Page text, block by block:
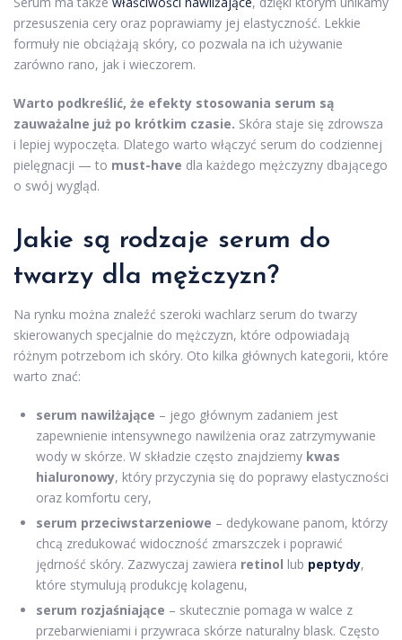
przesuszenia cery oraz poprawiamy jej elastyczność. Lekkie
formuły nie obciążają skóry, co pozwala na ich używanie
zarówno rano, jak i wieczorem.
Warto podkreślić, że efekty stosowania serum są
zauważalne już po krótkim czasie. Skóra staje się zdrowsza
i lepiej wypoczęta. Dlatego warto włączyć serum do codziennej
pielęgnacji — to must-have dla każdego mężczyzny dbającego
o swój wygląd.
Jakie są rodzaje serum do
twarzy dla mężczyzn?
Na rynku można znaleźć szeroki wachlarz serum do twarzy
skierowanych specjalnie do mężczyzn, które odpowiadają
różnym potrzebom ich skóry. Oto kilka głównych kategorii, które
warto znać:
serum nawilżające – jego głównym zadaniem jest
zapewnienie intensywnego nawilżenia oraz zatrzymywanie
wody w skórze. W składzie często znajdziemy kwas
hialuronowy, który przyczynia się do poprawy elastyczności
oraz komfortu cery,
serum przeciwstarzeniowe – dedykowane panom, którzy
chcą zredukować widoczność zmarszczek i poprawić
jędrność skóry. Zazwyczaj zawiera retinol lub peptydy,
które stymulują produkcję kolagenu,
serum rozjaśniające – skutecznie pomaga w walce z
przebarwieniami i przywraca skórze naturalny blask. Często